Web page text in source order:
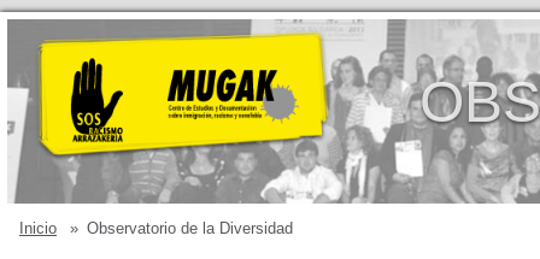
Inicio » Observatorio de la Diversidad